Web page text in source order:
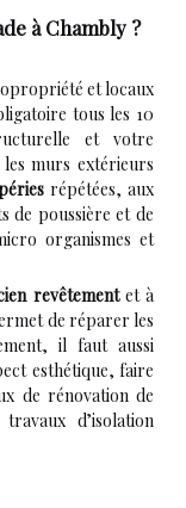
à Chambly ?
et locaux
tous les 10
et votre
murs extérieurs
répétées, aux
de poussière et de
organismes et
revêtementet à
de réparer les
il faut aussi
esthétique, faire
de rénovation de
d’isolation